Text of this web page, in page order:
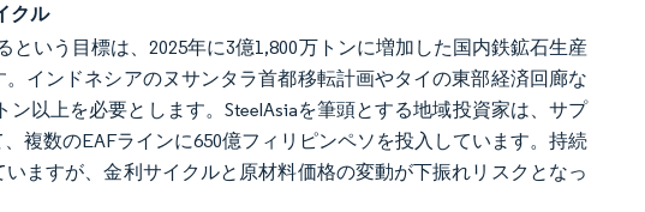
クル
いう目標は、2025年に3億1,800万トンに増加した国内鉄鉱石生産
インドネシアのヌサンタラ首都移転計画やタイの東部経済回廊な
以上を必要とします。SteelAsiaを筆頭とする地域投資家は、サプ
複数のEAFラインに650億フィリピンペソを投入しています。持続
ますが、金利サイクルと原材料価格の変動が下振れリスクとなっ